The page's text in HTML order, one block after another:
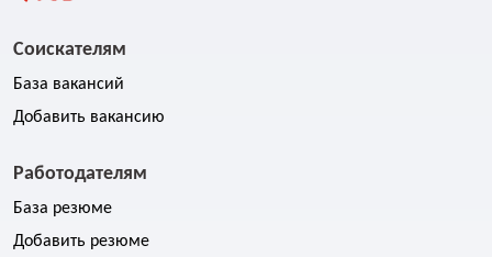
Соискателям
База вакансий
Добавить вакансию
Работодателям
База резюме
Добавить резюме